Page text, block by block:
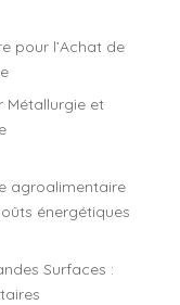
pour l’Achat de
Métallurgie et
agroalimentaire
énergétiques
Surfaces :